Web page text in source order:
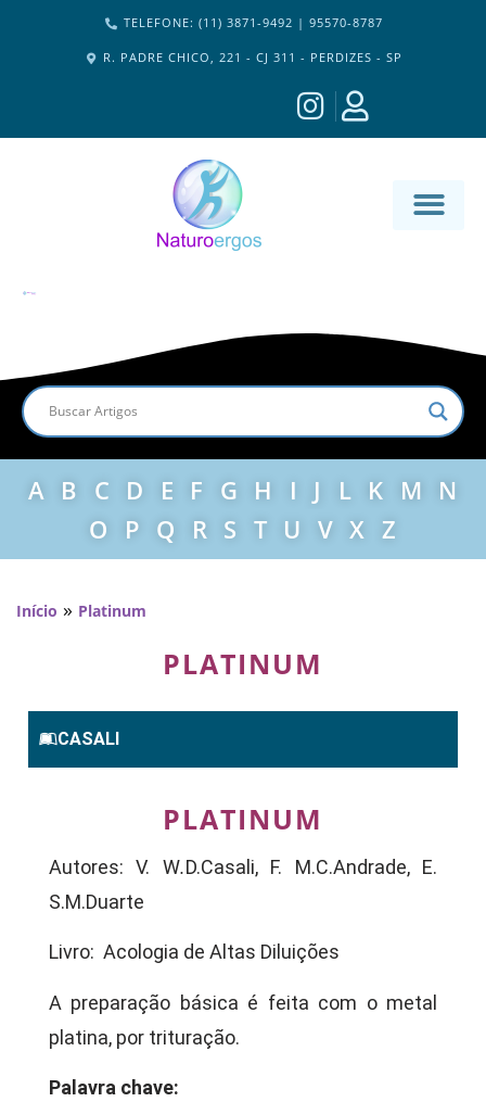
TELEFONE: (11) 3871-9492 | 95570-8787
R. PADRE CHICO, 221 - CJ 311 - PERDIZES - SP
A B C D E F G H I J L K M N
O
P Q R S T U V X Z
Início » Platinum
PLATINUM
CASALI
PLATINUM
Autores: V. W.D.Casali, F. M.C.Andrade, E.
S.M.Duarte
Livro: Acologia de Altas Diluições
A preparação básica é feita com o metal
platina, por trituração.
Palavra chave: